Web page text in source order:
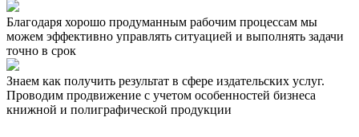
Благодаря хорошо продуманным рабочим процессам мы
можем эффективно управлять ситуацией и выполнять задачи
точно в срок
Знаем как получить результат в сфере издательских услуг.
Проводим продвижение с учетом особенностей бизнеса
книжной и полиграфической продукции